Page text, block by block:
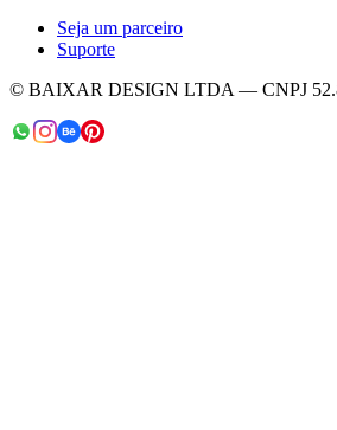
Seja um parceiro
Suporte
© BAIXAR DESIGN LTDA — CNPJ